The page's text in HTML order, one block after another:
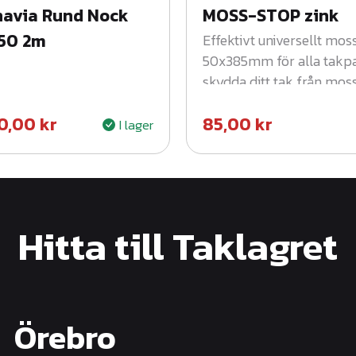
ä
n
g
d
Rund Nock
2m
kr I lager
MOSS-STOP zink
Effektivt universellt
50x385mm för alla
skydda ditt tak från
85,00 kr
Hitta till Taklagret
Örebro